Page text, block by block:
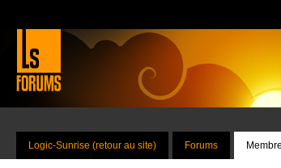
Logic-Sunrise (retour au site) Forums